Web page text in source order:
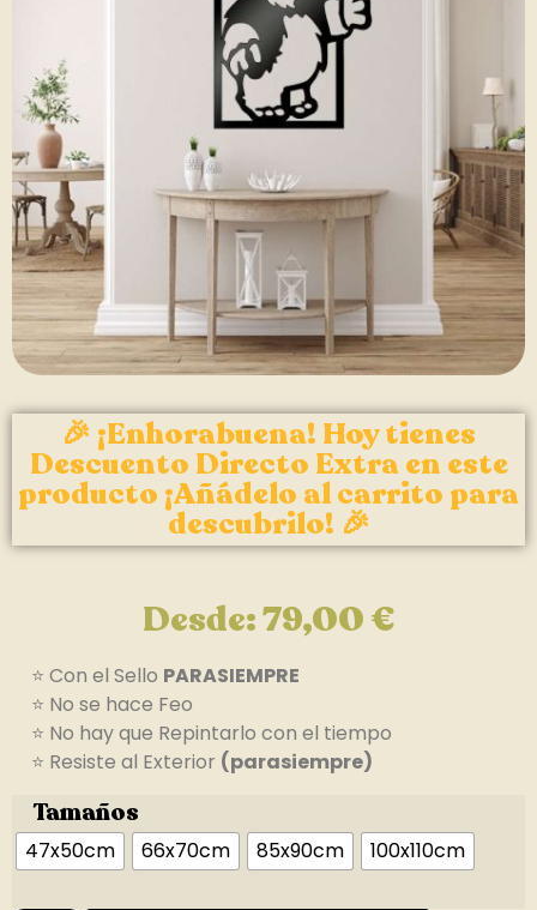
🎉 ¡Enhorabuena! Hoy tienes
Descuento Directo Extra en este
producto ¡Añádelo al carrito para
descubrilo! 🎉
Desde:79,00€
⭐ Con el Sello PARASIEMPRE
⭐ No se hace Feo
⭐ No hay que Repintarlo con el tiempo
⭐ Resiste al Exterior (parasiempre)
Tamaños
47x50cm 66x70cm 85x90cm 100x110cm